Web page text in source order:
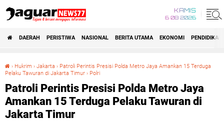
KAMIS
6 08 2026
DAERAH PERISTIWA NASIONAL BERITA UTAMA EKONOMI PENDIDIKAN
› Hukrim › Jakarta › Patroli Perintis Presisi Polda Metro Jaya Amankan 15 Terduga
Pelaku Tawuran di Jakarta Timur‎ › Polri
Patroli Perintis Presisi Polda Metro Jaya
Amankan 15 Terduga Pelaku Tawuran di
Jakarta Timur‎